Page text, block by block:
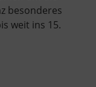
besonderes
weit ins 15.